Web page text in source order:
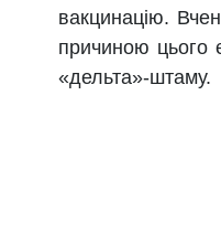
вакцинацію.
причиною цього
«дельта»-штаму.